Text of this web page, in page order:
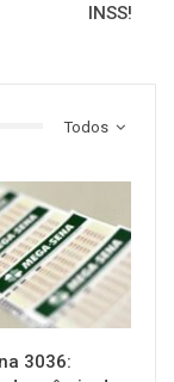
INSS!
Todos
3036: